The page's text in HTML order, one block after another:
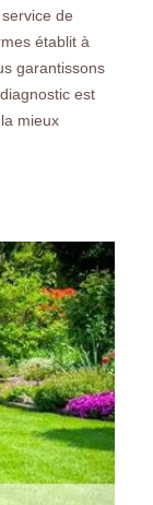
de
établit à
garantissons
est
mieux